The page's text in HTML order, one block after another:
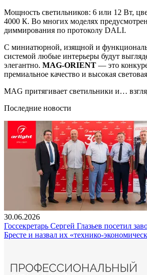
Мощность светильников: 6 или 12 Вт,
4000 К. Во многих моделях
диммирования по протоколу DALI.
С миниатюрной, изящной и
системой любые интерьеры будут
элегантно. MAG-ORIENT — это
премиальное качество и высокая
MAG притягивает светильники и…
Последние новости
30.06.2026
Госсекретарь Сергей Глазьев посетил
Бресте и назвал их «технико-